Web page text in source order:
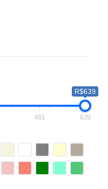
R$639
481 639